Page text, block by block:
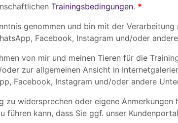
Trainingsbedingungen. *
genommen und bin mit der
Facebook, Instagram und/oder
von mir und meinen Tieren für die
zur allgemeinen Ansicht in
Facebook, Instagram und/oder andere
zu widersprechen oder eigene
kann, dass Sie ggf. unser